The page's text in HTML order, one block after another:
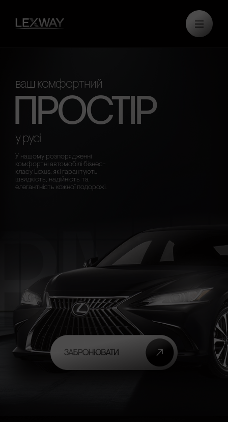
ваш комфортний
ПРОСТІР
у русі
У нашому розпорядженні
комфортні автомобілі бізнес-
класу Lexus, які гарантують
швидкість, надійність та
елегантність кожної подорожі.